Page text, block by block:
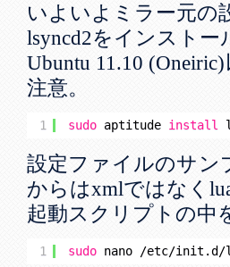
いよいよミラー元の
lsyncd2をインストー
Ubuntu 11.10
注意。
1 sudo aptitude install
設定ファイルのサン
からはxmlではなく
起動スクリプトの中
1 sudo nano /etc/init .d /